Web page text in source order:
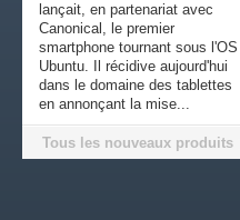
lançait, en partenariat avec
Canonical, le premier
smartphone tournant sous l'OS
Ubuntu. Il récidive aujourd'hui
dans le domaine des tablettes
en annonçant la mise...
Tous les nouveaux produits